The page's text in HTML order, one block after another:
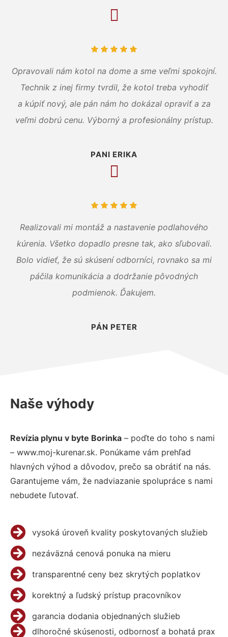
Opravovali nám kotol na dome a sme veľmi spokojní.
Technik z inej firmy tvrdil, že kotol treba vyhodiť
a kúpiť nový, ale pán nám ho dokázal opraviť a za
veľmi dobrú cenu. Výborný a profesionálny prístup.
PANI ERIKA
Realizovali mi montáž a nastavenie podlahového
kúrenia. Všetko dopadlo presne tak, ako sľubovali.
Bolo vidieť, že sú skúsení odborníci, rovnako sa mi
páčila komunikácia a dodržanie pôvodných
podmienok. Ďakujem.
PÁN PETER
Naše výhody
Revízia plynu v byte Borinka – poďte do toho s nami
– www.moj-kurenar.sk. Ponúkame vám prehľad
hlavných výhod a dôvodov, prečo sa obrátiť na nás.
Garantujeme vám, že nadviazanie spolupráce s nami
nebudete ľutovať.
vysoká úroveň kvality poskytovaných služieb
nezáväzná cenová ponuka na mieru
transparentné ceny bez skrytých poplatkov
korektný a ľudský prístup pracovníkov
garancia dodania objednaných služieb
dlhoročné skúsenosti, odbornosť a bohatá prax